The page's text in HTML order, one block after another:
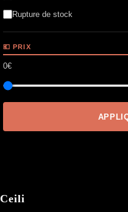
Ceili
Rupture de stock
💶 PRIX
0€